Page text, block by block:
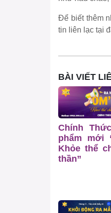
Để biết thêm
tin liên lạc tại
BÀI VIẾT
Chính
phẩm mới
Khỏe thể
thần”